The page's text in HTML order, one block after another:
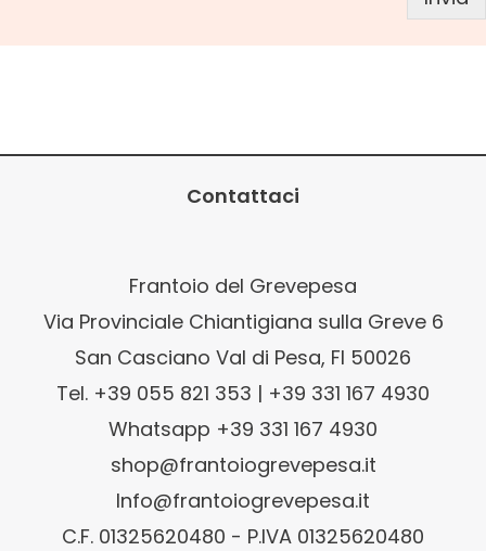
Contattaci
Frantoio del Grevepesa
Via Provinciale Chiantigiana sulla Greve 6
50026 San Casciano Val di Pesa, FI
Tel. +39 055 821 353 | +39 331 167 4930
Whatsapp +39 331 167 4930
shop@frantoiogrevepesa.it
Info@frantoiogrevepesa.it
C.F. 01325620480 - P.IVA 01325620480